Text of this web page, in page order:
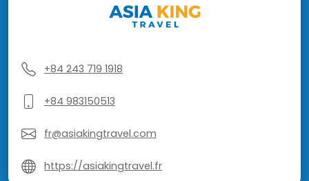
+84 243 719 1918
+84 983150513
fr@asiakingtravel.com
https://asiakingtravel.fr